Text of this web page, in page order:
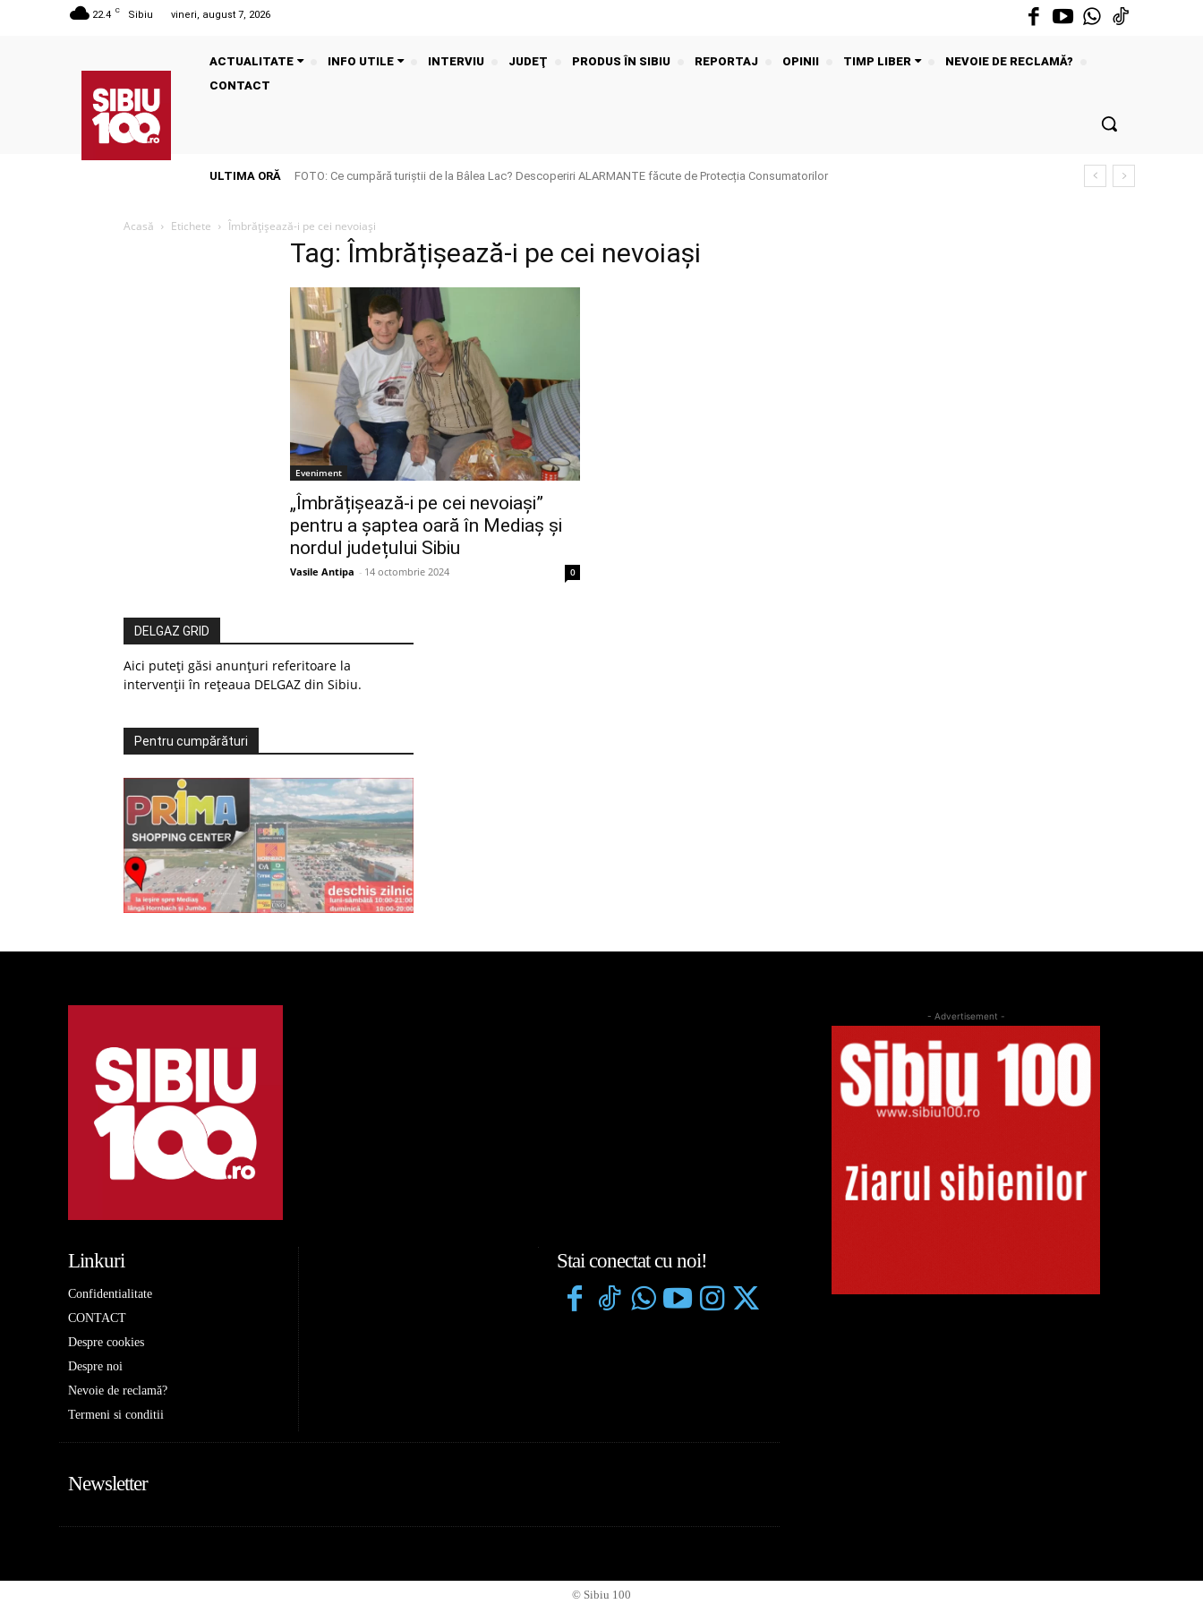
22.4 C Sibiu vineri, august 7, 2026
ACTUALITATE INFO UTILE INTERVIU JUDEŢ PRODUS ÎN SIBIU REPORTAJ OPINII TIMP LIBER
NEVOIE DE RECLAMĂ?
CONTACT
ULTIMA ORĂ FOTO: Ce cumpără turiștii de la Bâlea Lac? Descoperiri ALARMANTE făcute de Protecția Consumatorilor
Acasă Etichete Îmbrățișează-i pe cei nevoiași
Tag: Îmbrățișează-i pe cei nevoiași
Eveniment
„Îmbrățișează-i pe cei nevoiași”
pentru a șaptea oară în Mediaș și
nordul județului Sibiu
Vasile Antipa - 14 octombrie 2024 0
DELGAZ GRID
Aici puteți găsi anunțuri referitoare la
intervenții în rețeaua DELGAZ din Sibiu.
Pentru cumpărături
Linkuri
Confidentialitate
CONTACT
Despre cookies
Despre noi
Nevoie de reclamă?
Termeni si conditii
Stai conectat cu noi!
Newsletter
- Advertisement -
© Sibiu 100